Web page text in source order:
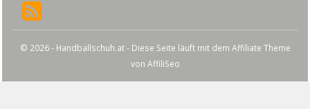
© 2026 - Handballschuh.at - Diese Seite läuft mit dem Affiliate Theme
von AffiliSeo